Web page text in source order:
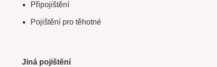
Připojištění
Pojištění pro těhotné
Jiná pojištění